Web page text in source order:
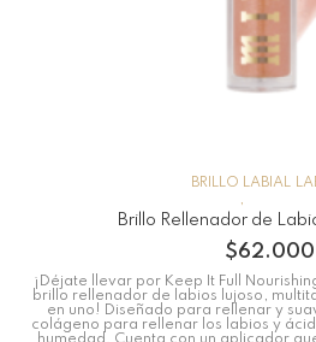
BRILLO LABIAL
Brillo Rellenador de
$62.000
¡Déjate llevar por Keep It Full
brillo rellenador de labios lujoso,
en uno! Diseñado para rellenar y
colágeno para rellenar los labios y